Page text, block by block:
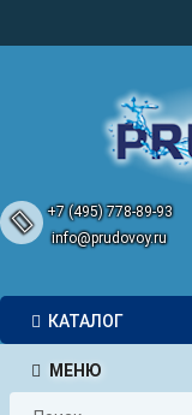
+7 (495) 778-89-93
info@prudovoy.ru
КАТАЛОГ
МЕНЮ